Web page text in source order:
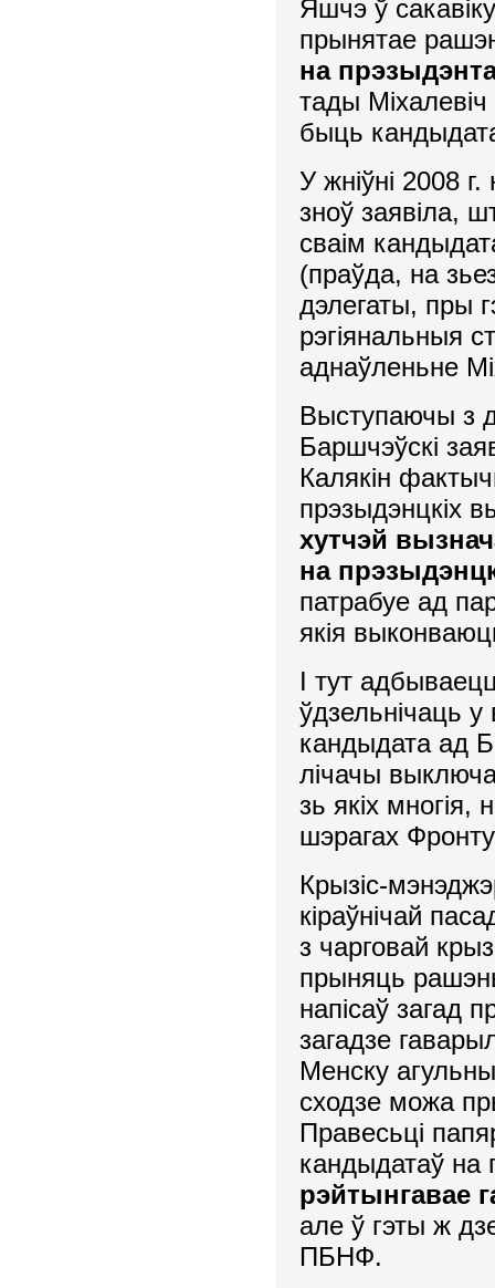
Яшчэ ў
прынятае
на
тады
быць
У жніўні 2008
зноў заявіла,
сваім
(праўда, на
дэлегаты, пры
рэгіянальныя
аднаўленьне
Выступаючы з
Баршчэўскі
Калякін
прэзыдэнцкіх
хутчэй
на
патрабуе ад
якія
І тут
ўдзельнічаць у
кандыдата ад
лічачы
зь якіх многія,
шэрагах
Крызіс-
кіраўнічай
з чарговай
прыняць
напісаў загад
загадзе
Менску
сходзе можа
Правесьці
кандыдатаў на
рэйтынгавае
але ў гэты ж
ПБНФ.